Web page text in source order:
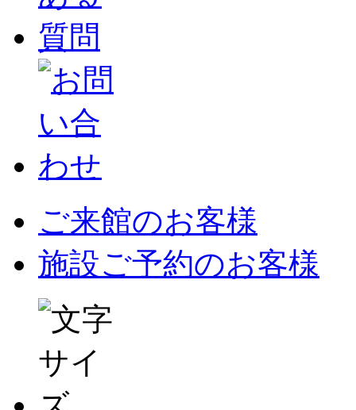
ご来館のお客様
施設ご予約のお客様